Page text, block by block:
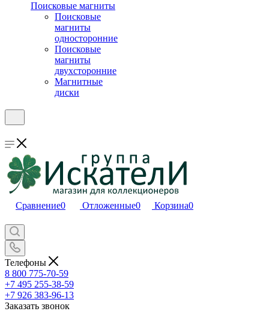
Поисковые магниты
Поисковые
магниты
односторонние
Поисковые
магниты
двухсторонние
Магнитные
диски
Сравнение0 Отложенные0 Корзина0
Телефоны
8 800 775-70-59
+7 495 255-38-59
+7 926 383-96-13
Заказать звонок